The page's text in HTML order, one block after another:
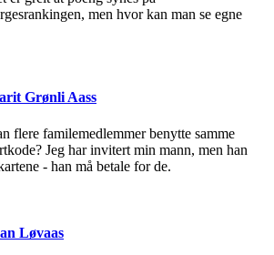
men hvor kan man se egne
Grønli Aass
flere familemedlemmer benytte samme
Jeg har invitert min mann, men han
- han må betale for de.
Løvaas